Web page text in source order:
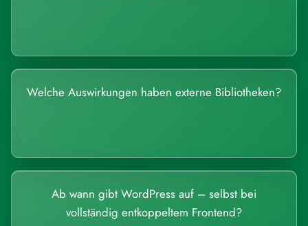
Welche Auswirkungen haben externe Bibliotheken?
Ab wann gibt WordPress auf – selbst bei
vollständig entkoppeltem Frontend?